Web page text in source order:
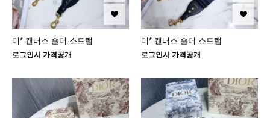
디* 캔버스 숄더 스트랩
로그인시 가격공개
디* 캔버스 숄더 스트랩
로그인시 가격공개